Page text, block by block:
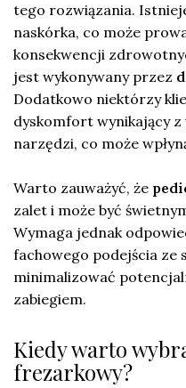
tego rozwiązania.
naskórka, co może
konsekwencji
jest wykonywany przez
Dodatkowo niektórzy
dyskomfort wynikający z
narzędzi, co może
Warto zauważyć, że
zalet i może być
Wymaga jednak
fachowego podejścia ze
minimalizować
zabiegiem.
Kiedy warto
frezarkowy?